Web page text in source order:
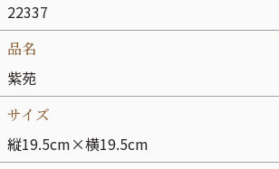
22337
品名
紫苑
サイズ
縦19.5cm×横19.5cm